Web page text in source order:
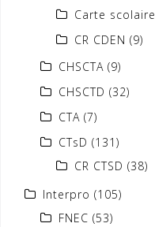
Carte scolaire
CR CDEN (9)
CHSCTA (9)
CHSCTD (32)
CTA (7)
CTsD (131)
CR CTSD (38)
Interpro (105)
FNEC (53)